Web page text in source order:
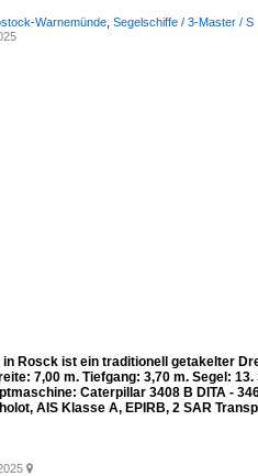
Warnemünde Segelschiffe / 3-Master / S
in Rosck ist ein traditionell getakelter
7,00 m. Tiefgang: 3,70 m. Segel:
Caterpillar 3408 B DITA -
AIS Klasse A, EPIRB, 2 SAR
